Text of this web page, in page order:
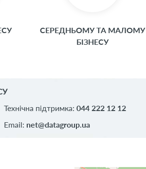
СЕРЕДНЬОМУ ТА МАЛОМУ
БІЗНЕСУ
Технічна підтримка: 044 222 12 12
Email: net@datagroup.ua